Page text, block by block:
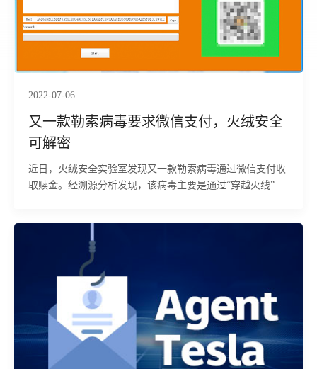
2022-07-06
又一款勒索病毒要求微信支付，火绒安全
可解密
近日，火绒安全实验室发现又一款勒索病毒通过微信支付收
取赎金。经溯源分析发现，该病毒主要是通过“穿越火线”、